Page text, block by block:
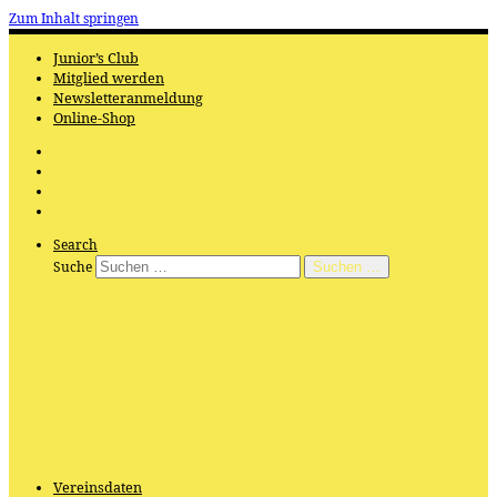
Zum Inhalt springen
Junior’s Club
Mitglied werden
Newsletteranmeldung
Online-Shop
Search
Suche
Suchen …
Vereinsdaten